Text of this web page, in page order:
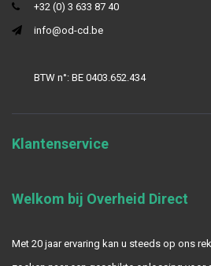
+32 (0) 3 633 87 40
info@od-cd.be
BTW n°: BE 0403.652.434
Klantenservice
Welkom bij Overheid Direct
Met 20 jaar ervaring kan u steeds op ons